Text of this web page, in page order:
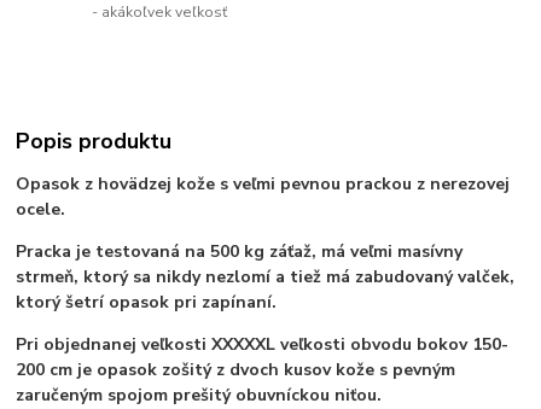
- akákoľvek veľkosť
Popis produktu
Opasok z hovädzej kože s veľmi pevnou prackou z nerezovej
ocele.
Pracka je testovaná na 500 kg záťaž, má veľmi masívny
strmeň, ktorý sa nikdy nezlomí a tiež má zabudovaný valček,
ktorý šetrí opasok pri zapínaní.
Pri objednanej veľkosti XXXXXL veľkosti obvodu bokov 150-
200 cm je opasok zošitý z dvoch kusov kože s pevným
zaručeným spojom prešitý obuvníckou niťou.